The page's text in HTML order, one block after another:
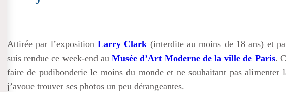
Attirée par l’exposition Larry Clark (interdite au moins de 18 ans) et
suis rendue ce week-end auMusée d’Art Moderne de la ville de Paris.
faire de pudibonderie le moins du monde et ne souhaitant pas alimenter
j’avoue trouver ses photos un peu dérangeantes.